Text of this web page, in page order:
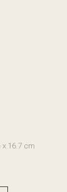
x 16.7 cm